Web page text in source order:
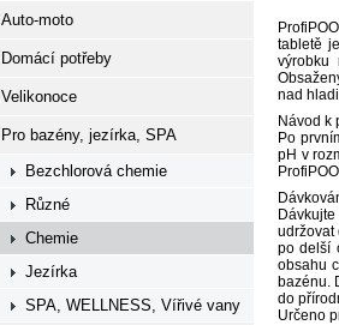
tabletě
výrobku
nad
Návod k
Po
pH v
udržovat
po delší
obsahu
bazénu.
do
Určeno
Auto-moto
Domácí potřeby
Velikonoce
Pro bazény, jezírka, SPA
Bezchlorová chemie
Různé
Chemie
Jezírka
SPA, WELLNESS, Vířivé vany